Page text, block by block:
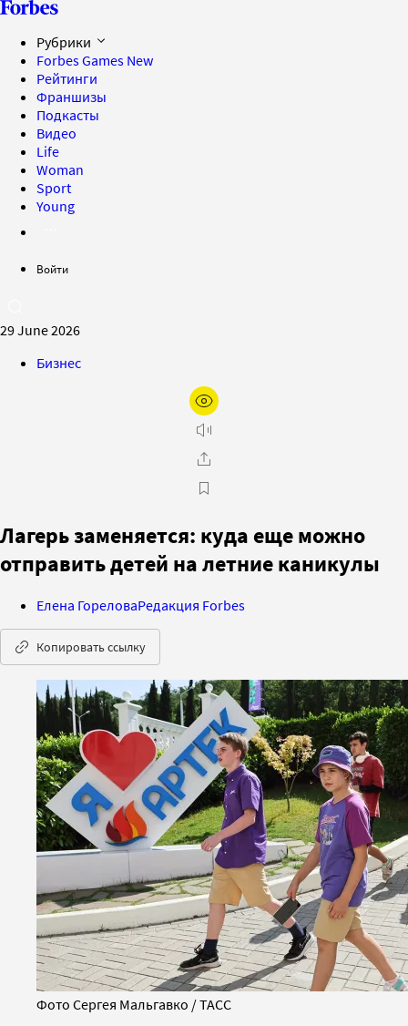
Рубрики
Forbes Games New
Рейтинги
Франшизы
Подкасты
Видео
Life
Woman
Sport
Young
Войти
29 June 2026
Бизнес
Лагерь заменяется: куда еще можно
отправить детей на летние каникулы
Елена ГореловаРедакция Forbes
Копировать ссылку
Фото Сергея Мальгавко / ТАСС